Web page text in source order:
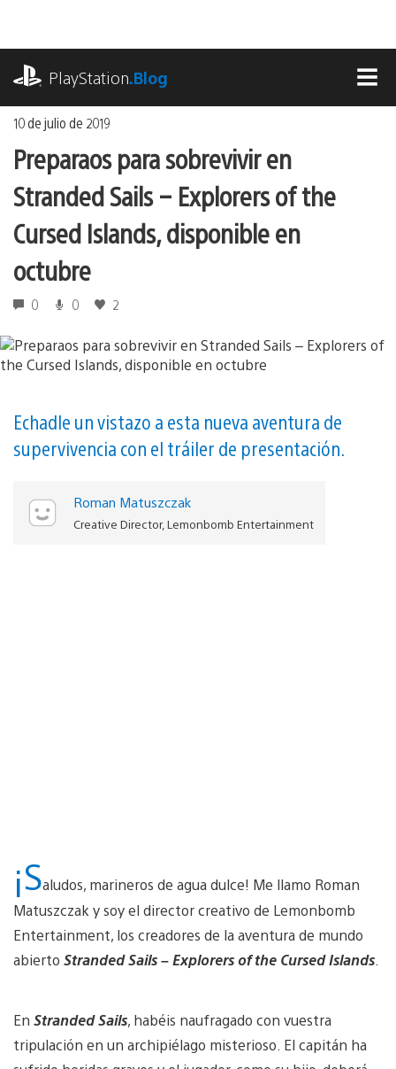
contenido
PlayStation.Blog
10 de julio de 2019
Preparaos para sobrevivir en
Stranded Sails – Explorers of the
Cursed Islands, disponible en
octubre
0 0 2
Echadle un vistazo a esta nueva aventura de
supervivencia con el tráiler de presentación.
Roman Matuszczak
Creative Director, Lemonbomb Entertainment
¡Saludos, marineros de agua dulce! Me llamo Roman
Matuszczak y soy el director creativo de Lemonbomb
Entertainment, los creadores de la aventura de mundo
abierto Stranded Sails – Explorers of the Cursed Islands
En Stranded Sails, habéis naufragado con vuestra
tripulación en un archipiélago misterioso. El capitán ha